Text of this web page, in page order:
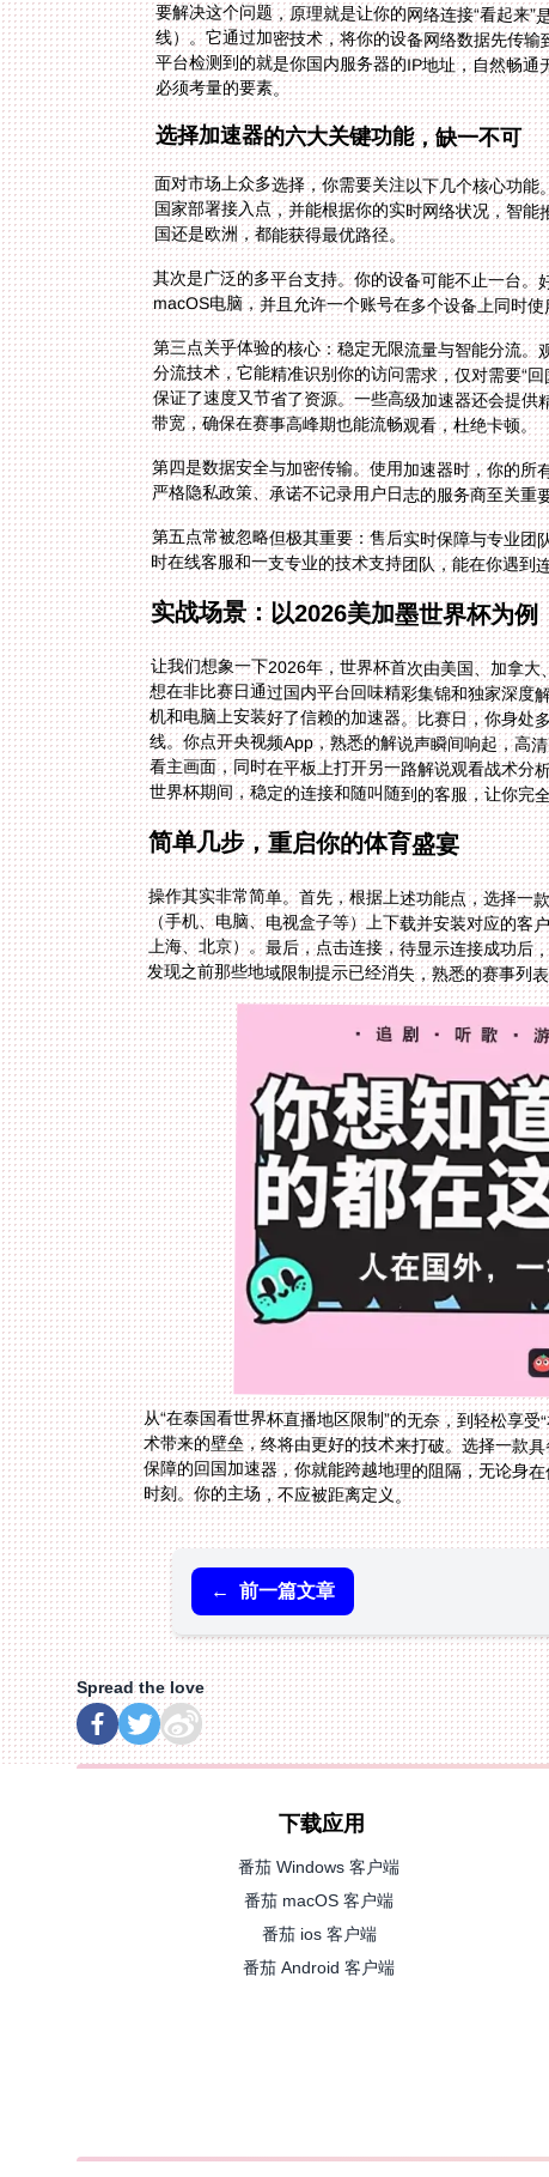
要解决这个问题，原理就是让你的网络连接“看起来
线）。它通过加密技术，将你的设备网络数据先传输
平台检测到的就是你国内服务器的IP地址，自然畅通
必须考量的要素。
选择加速器的六大关键功能，缺一不可
面对市场上众多选择，你需要关注以下几个核心功
国家部署接入点，并能根据你的实时网络状况，智
国还是欧洲，都能获得最优路径。
其次是广泛的多平台支持。你的设备可能不止一台
macOS电脑，并且允许一个账号在多个设备上同时
第三点关乎体验的核心：稳定无限流量与智能分流
分流技术，它能精准识别你的访问需求，仅对需要“
保证了速度又节省了资源。一些高级加速器还会提
带宽，确保在赛事高峰期也能流畅观看，杜绝卡顿。
第四是数据安全与加密传输。使用加速器时，你的
严格隐私政策、承诺不记录用户日志的服务商至关
第五点常被忽略但极其重要：售后实时保障与专业
时在线客服和一支专业的技术支持团队，能在你遇
实战场景：以2026美加墨世界杯为例
让我们想象一下2026年，世界杯首次由美国、加拿
想在非比赛日通过国内平台回味精彩集锦和独家深
机和电脑上安装好了信赖的加速器。比赛日，你身
线。你点开央视频App，熟悉的解说声瞬间响起，高
看主画面，同时在平板上打开另一路解说观看战术
世界杯期间，稳定的连接和随叫随到的客服，让你完
简单几步，重启你的体育盛宴
操作其实非常简单。首先，根据上述功能点，选择一
（手机、电脑、电视盒子等）上下载并安装对应的客
上海、北京）。最后，点击连接，待显示连接成功后
发现之前那些地域限制提示已经消失，熟悉的赛事列
从“在泰国看世界杯直播地区限制”的无奈，到轻松享
术带来的壁垒，终将由更好的技术来打破。选择一款
保障的回国加速器，你就能跨越地理的阻隔，无论身
时刻。你的主场，不应被距离定义。
← 前一篇文章
Spread the love
下载应用
番茄 Windows 客户端
番茄 macOS 客户端
番茄 ios 客户端
番茄 Android 客户端